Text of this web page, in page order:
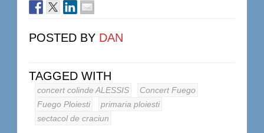
POSTED BY DAN
TAGGED WITH
concert colinde ALESSIS
Concert Fuego
Fuego Ploiesti
primaria ploiesti
sectacol de craciun